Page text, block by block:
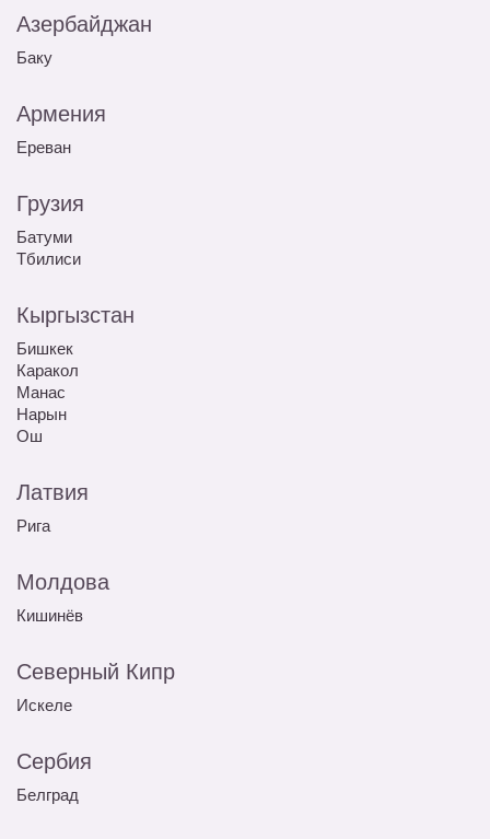
Азербайджан
Баку
Армения
Ереван
Грузия
Батуми
Тбилиси
Кыргызстан
Бишкек
Каракол
Манас
Нарын
Ош
Латвия
Рига
Молдова
Кишинёв
Северный Кипр
Искеле
Сербия
Белград